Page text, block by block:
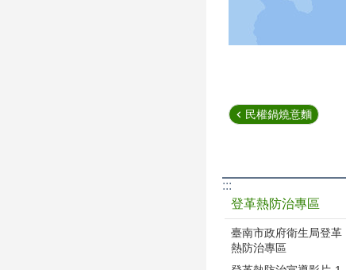
民權鍋燒意麵
:::
登革熱防治專區
臺南市政府衛生局登革
熱防治專區